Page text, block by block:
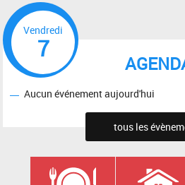
Vendredi
7
Aucun événement aujourd'hui
tous les